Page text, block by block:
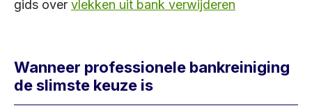
gids over vlekken uit bank verwijderen
Wanneer professionele bankreiniging
de slimste keuze is